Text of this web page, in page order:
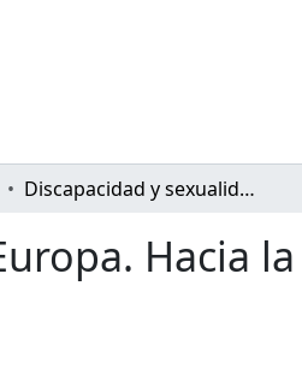
Discapacidad y sexualidad en Europa. Hacia la construcción del acompañamiento sexual
Hacia